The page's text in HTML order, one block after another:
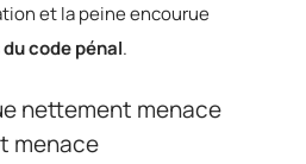
et la peine encourue
code pénal.
nettement menace
menace